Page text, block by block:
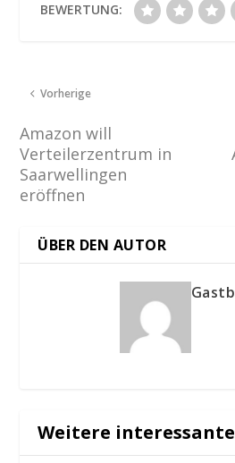
BEWERTUNG:
Vorherige
Amazon will
Verteilerzentrum in
Saarwellingen
eröffnen
ÜBER DEN AUTOR
Weitere